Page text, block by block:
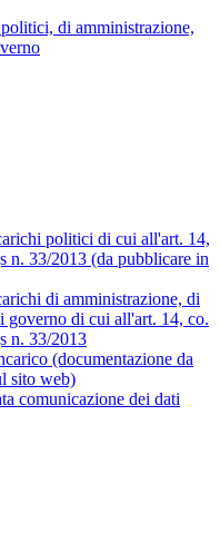
di amministrazione,
politici di cui all'art. 14,
n. 33/2013 (da pubblicare in
di amministrazione, di
governo di cui all'art. 14, co.
n. 33/2013
(documentazione da
sito web)
comunicazione dei dati